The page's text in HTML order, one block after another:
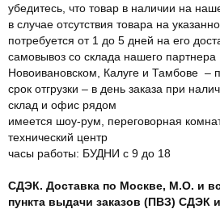
убедитесь, что товар в наличии на
в случае отсутствия товара на
потребуется от 1 до 5 дней на его
самовывоз со склада нашего
Новоивановском, Калуге и Тамбове –
срок отгрузки – в день заказа при
склад и офис рядом
имеется шоу-рум, переговорная
технический центр
часы работы: БУДНИ с 9 до 18
СДЭК. Доставка по Москве, М.О. и
пункта выдачи заказов (ПВЗ) СДЭК